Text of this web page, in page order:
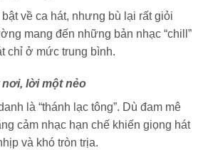
về ca hát, nhưng bù lại rất giỏi
mang đến những bản nhạc “chill”
chỉ ở mức trung bình.
lời một nẻo
là “thánh lạc tông”. Dù đam mê
cảm nhạc hạn chế khiến giọng hát
và khó tròn trịa.